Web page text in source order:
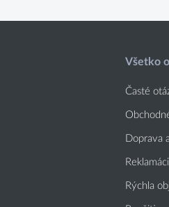
Všetko
Časté
Doprava
Rýchla